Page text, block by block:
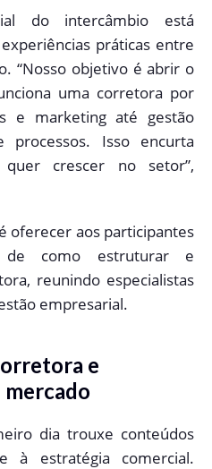
do intercâmbio está
práticas entre
“Nosso objetivo é abrir o
uma corretora por
e marketing até gestão
processos. Isso encurta
crescer no setor”,
oferecer aos participantes
como estruturar e
reunindo especialistas
empresarial.
e
dia trouxe conteúdos
à estratégia comercial.